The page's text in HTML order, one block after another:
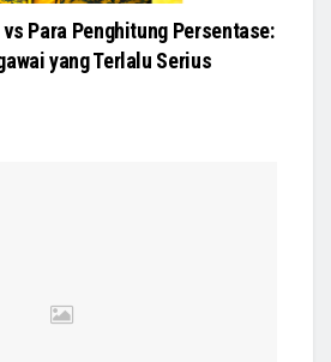
Para Penghitung Persentase:
yang Terlalu Serius